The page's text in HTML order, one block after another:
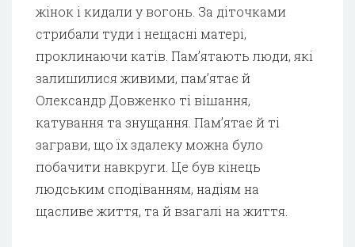
жінок і кидали у вогонь. За діточками
стрибали туди і нещасні матері,
проклинаючи катів. Пам’ятають люди, які
залишилися живими, пам’ятає й
Олександр Довженко ті вішання,
катування та знущання. Пам’ятає й ті
заграви, що їх здалеку можна було
побачити навкруги. Це був кінець
людським сподіванням, надіям на
щасливе життя, та й взагалі на життя.